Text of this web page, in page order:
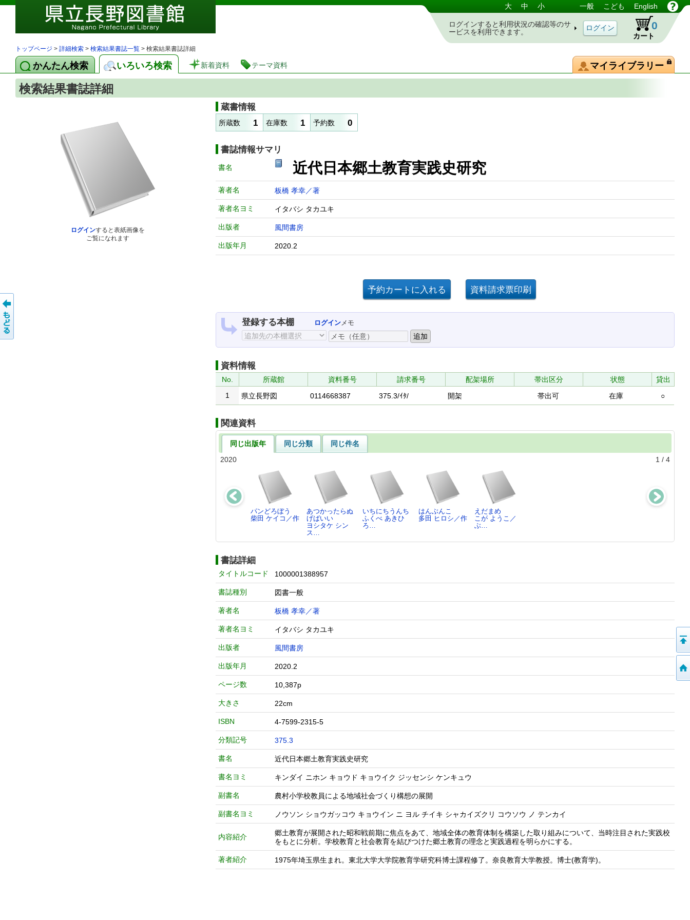
図書館 蔵書検索・予約システム 大 中 小 一般 こども English
ログインすると利用状況の確認等のサ
ービスを利用できます。
カート
0
トップページ > 詳細検索 > 検索結果書誌一覧 > 検索結果書誌詳細
かんたん検索 いろいろ検索 新着資料 テーマ資料 マイライブラリー
検索結果書誌詳細
ログインすると表紙画像を
ご覧になれます
蔵書情報
所蔵数 1 在庫数 1 予約数 0
書誌情報サマリ
書名 近代日本郷土教育実践史研究
著者名 板橋 孝幸／著
著者名ヨミ イタバシ タカユキ
出版者 風間書房
出版年月 2020.2
登録する本棚 ログインメモ
資料情報
No. 所蔵館 資料番号 請求番号 配架場所 帯出区分 状態
貸出
1
県立長野図 0114668387 375.3/ｲﾀ/ 開架 帯出可 在庫 ○
関連資料
同じ出版年 同じ分類
同じ件名
2020
1 / 4
パンどろぼう
柴田 ケイコ／作
あつかったらぬ
げばいい
ヨシタケ シン
ス…
いちにちうんち
ふくべ あきひ
ろ…
はんぶんこ
多田 ヒロシ／作
えだまめ
こが ようこ／
ぶ…
書誌詳細
タイトルコード 1000001388957
書誌種別 図書一般
著者名 板橋 孝幸／著
著者名ヨミ イタバシ タカユキ
出版者 風間書房
出版年月 2020.2
ページ数 10,387p
大きさ 22cm
ISBN 4-7599-2315-5
分類記号 375.3
書名 近代日本郷土教育実践史研究
書名ヨミ キンダイ ニホン キョウド キョウイク ジッセンシ ケンキュウ
副書名 農村小学校教員による地域社会づくり構想の展開
副書名ヨミ ノウソン ショウガッコウ キョウイン ニ ヨル チイキ シャカイズクリ コウソウ ノ テンカイ
内容紹介
郷土教育が展開された昭和戦前期に焦点をあて、地域全体の教育体制を構築した取り組みについて、当時注目された実践校
をもとに分析。学校教育と社会教育を結びつけた郷土教育の理念と実践過程を明らかにする。
著者紹介 1975年埼玉県生まれ。東北大学大学院教育学研究科博士課程修了。奈良教育大学教授。博士(教育学)。